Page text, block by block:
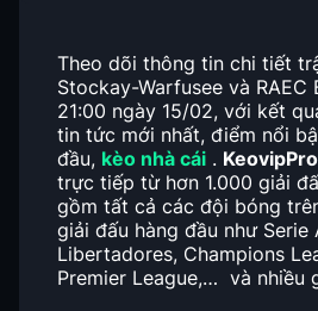
Theo dõi thông tin chi tiết
Stockay-Warfusee và RAEC
21:00 ngày 15/02, với kết
tin tức mới nhất, điểm nổi
đầu, kèo nhà cái . KeovipPro
trực tiếp từ hơn 1.000 giải
gồm tất cả các đội bóng
giải đấu hàng đầu như Serie
Libertadores, Champions
Premier League,… và nhiều